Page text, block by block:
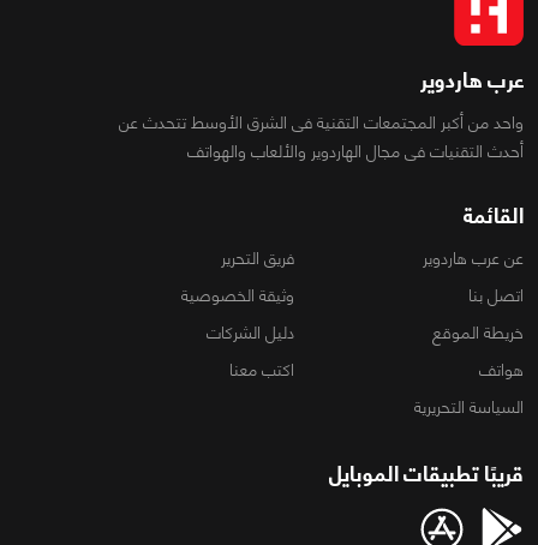
عرب هاردوير
واحد من أكبر المجتمعات التقنية فى الشرق الأوسط تتحدث عن
أحدث التقنيات فى مجال الهاردوير والألعاب والهواتف
القائمة
عن عرب هاردوير
فريق التحرير
اتصل بنا
وثيقة الخصوصية
خريطة الموقع
دليل الشركات
هواتف
اكتب معنا
السياسة التحريرية
قريبًا تطبيقات الموبايل